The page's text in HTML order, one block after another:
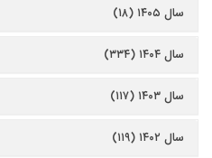
سال ۱۴۰۵ (۱۸)
سال ۱۴۰۴ (۳۳۴)
سال ۱۴۰۳ (۱۱۷)
سال ۱۴۰۲ (۱۱۹)